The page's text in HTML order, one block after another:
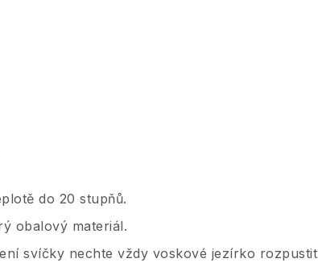
do 20 stupňů.
obalový materiál.
svíčky nechte vždy voskové jezírko rozpustit